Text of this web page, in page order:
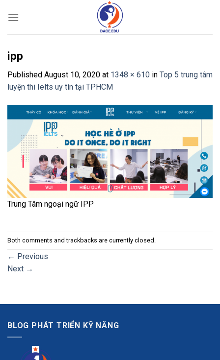
ipp
Published August 10, 2020 at 1348 × 610 in Top 5 trung tâm
luyện thi Ielts uy tín tại TPHCM
Trung Tâm ngoại ngữ IPP
Both comments and trackbacks are currently closed.
← Previous
Next →
BLOG PHÁT TRIỂN KỸ NĂNG